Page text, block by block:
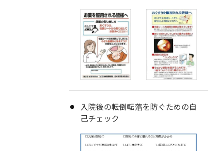
入院後の転倒転落を防ぐための自
己チェック